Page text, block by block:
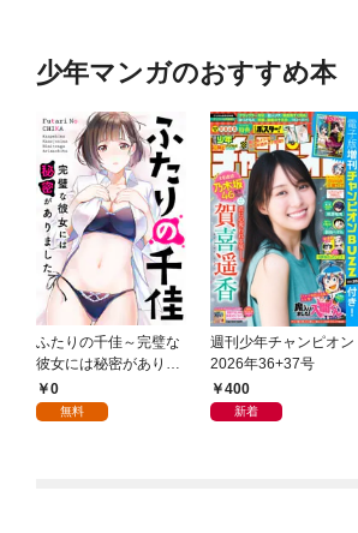
少年マンガのおすすめ本
ふたりの千佳～完璧な
彼女には秘密がありま
した(1)
0
無料
週刊少年チャンピオン
2026年36+37号
400
新着